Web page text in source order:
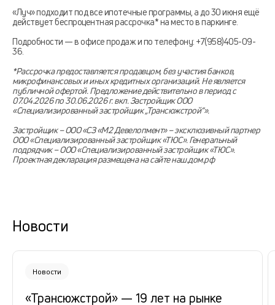
«Луч» подходит под все ипотечные программы, а до 30 июня ещё
действует беспроцентная рассрочка* на место в паркинге.
Подробности — в офисе продаж и по телефону: +7(958)405-09-
36.
*Рассрочка предоставляется продавцом, без участия банков,
микрофинансовых и иных кредитных организаций. Не является
публичной офертой. Предложение действительно в период с
07.04.2026 по 30.06.2026 г. вкл. Застройщик ООО
«Специализированный застройщик „Трансюжстрой“».
Застройщик – ООО «СЗ «М2 Девелопмент» – эксклюзивный партнер
ООО «Специализированный застройщик «ТЮС». Генеральный
подрядчик – ООО «Специализированный застройщик «ТЮС».
Проектная декларация размещена на сайте наш.дом.рф
Новости
Новости
«Трансюжстрой» — 19 лет на рынке